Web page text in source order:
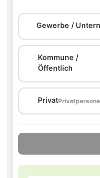
Gewerbe /
Kommune /
Öffentlich
Privat